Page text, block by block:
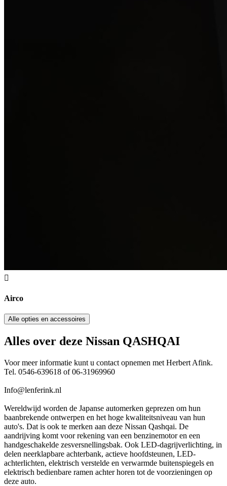
Airco
Alle opties en accessoires
Alles over deze Nissan QASHQAI
Voor meer informatie kunt u contact opnemen met Herbert Afink.
Tel. 0546-639618 of 06-31969960
Info@lenferink.nl
Wereldwijd worden de Japanse automerken geprezen om hun
baanbrekende ontwerpen en het hoge kwaliteitsniveau van hun
auto's. Dat is ook te merken aan deze Nissan Qashqai. De
aandrijving komt voor rekening van een benzinemotor en een
handgeschakelde zesversnellingsbak. Ook LED-dagrijverlichting, in
delen neerklapbare achterbank, actieve hoofdsteunen, LED-
achterlichten, elektrisch verstelde en verwarmde buitenspiegels en
elektrisch bedienbare ramen achter horen tot de voorzieningen op
deze auto.